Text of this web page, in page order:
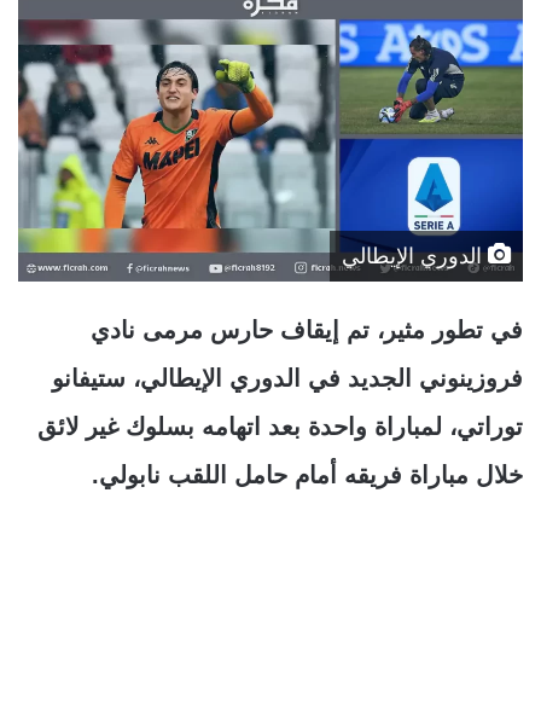
الدوري الإيطالي
في تطور مثير، تم إيقاف حارس مرمى نادي
فروزينوني الجديد في الدوري الإيطالي، ستيفانو
توراتي، لمباراة واحدة بعد اتهامه بسلوك غير لائق
خلال مباراة فريقه أمام حامل اللقب نابولي.